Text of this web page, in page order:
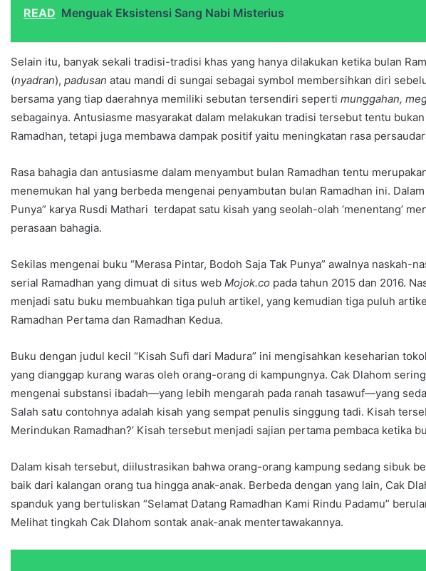
READ Menguak Eksistensi Sang Nabi Misterius
Selain itu, banyak sekali tradisi-tradisi khas yang hanya dilakukan ketika bulan
(nyadran), padusan atau mandi di sungai sebagai symbol membersihkan diri
bersama yang tiap daerahnya memiliki sebutan tersendiri seperti munggahan,
sebagainya. Antusiasme masyarakat dalam melakukan tradisi tersebut tentu
Ramadhan, tetapi juga membawa dampak positif yaitu meningkatan rasa
Rasa bahagia dan antusiasme dalam menyambut bulan Ramadhan tentu
menemukan hal yang berbeda mengenai penyambutan bulan Ramadhan ini.
Punya” karya Rusdi Mathari terdapat satu kisah yang seolah-olah ‘menentang’
perasaan bahagia.
Sekilas mengenai buku “Merasa Pintar, Bodoh Saja Tak Punya” awalnya naskah-
serial Ramadhan yang dimuat di situs web Mojok.co pada tahun 2015 dan 2016.
menjadi satu buku membuahkan tiga puluh artikel, yang kemudian tiga puluh
Ramadhan Pertama dan Ramadhan Kedua.
Buku dengan judul kecil “Kisah Sufi dari Madura” ini mengisahkan keseharian
yang dianggap kurang waras oleh orang-orang di kampungnya. Cak Dlahom
mengenai substansi ibadah—yang lebih mengarah pada ranah tasawuf—yang
Salah satu contohnya adalah kisah yang sempat penulis singgung tadi. Kisah
Merindukan Ramadhan?’ Kisah tersebut menjadi sajian pertama pembaca ketika
Dalam kisah tersebut, diilustrasikan bahwa orang-orang kampung sedang sibuk
baik dari kalangan orang tua hingga anak-anak. Berbeda dengan yang lain, Cak
spanduk yang bertuliskan “Selamat Datang Ramadhan Kami Rindu Padamu”
Melihat tingkah Cak Dlahom sontak anak-anak mentertawakannya.